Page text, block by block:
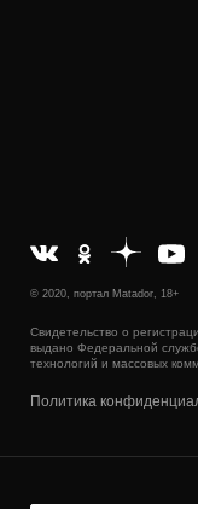
© 2020, портал Matador, 18+
Свидетельство о
выдано Федеральной
технологий и массовых
Политика